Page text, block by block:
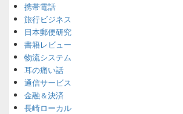
携帯電話
旅行ビジネス
日本郵便研究
書籍レビュー
物流システム
耳の痛い話
通信サービス
金融＆決済
長崎ローカル